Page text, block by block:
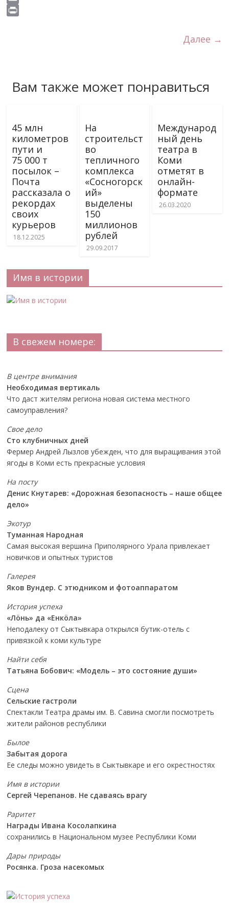
s
o
e
g
tb
iE
Далее →
Вам также может понравиться
45 млн
километров
пути и
75 000 т
посылок –
Почта
рассказала о
рекордах
своих
курьеров
18.12.2025
На
строительст
во
тепличного
комплекса
«Сосногорск
ий»
выделены
150
миллионов
рублей
29.09.2017
Международ
ный день
театра в
Коми
отметят в
онлайн-
формате
26.03.2020
Имя в истории
В свежем номере:
В центре внимания
Необходимая вертикаль
Что даст жителям региона новая система местного
самоуправления?
Свое дело
Сто клубничных дней
Фермер Андрей Лызлов убежден, что для выращивания этой
ягоды в Коми есть прекрасные условия
На посту
Денис Кнутарев: «Дорожная безопасность – наше общее
дело»
Экотур
Туманная Народная
Самая высокая вершина Приполярного Урала привлекает
новичков и опытных туристов
Галерея
Яков Вундер. С этюдником и фотоаппаратом
История успеха
«Лöнь» да «Енкöла»
Неподалеку от Сыктывкара открылся бутик-отель с
привязкой к коми культуре
Найти себя
Татьяна Бобович: «Модель – это состояние души»
Сцена
Сельские гастроли
Спектакли Театра драмы им. В. Савина смогли посмотреть
жители районов республики
Былое
Забытая дорога
Ее следы можно увидеть в Сыктывкаре и его окрестностях
Имя в истории
Сергей Черепанов. Не сдаваясь врагу
Раритет
Награды Ивана Косолапкина
сохранились в Национальном музее Республики Коми
Дары природы
Росянка. Гроза насекомых